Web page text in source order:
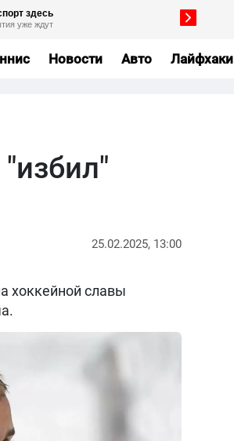
Новости Авто Лайфхаки
25.02.2025, 13:00
хоккейной славы